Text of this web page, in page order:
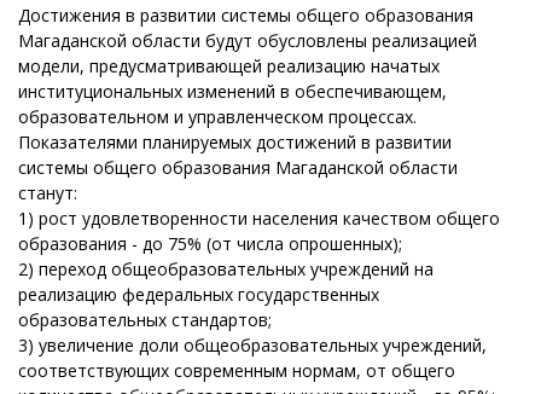
Достижения в развитии системы общего образования
Магаданской области будут обусловлены реализацией
модели, предусматривающей реализацию начатых
институциональных изменений в обеспечивающем,
образовательном и управленческом процессах.
Показателями планируемых достижений в развитии
системы общего образования Магаданской области
станут:
1) рост удовлетворенности населения качеством общего
образования - до 75% (от числа опрошенных);
2) переход общеобразовательных учреждений на
реализацию федеральных государственных
образовательных стандартов;
3) увеличение доли общеобразовательных учреждений,
соответствующих современным нормам, от общего